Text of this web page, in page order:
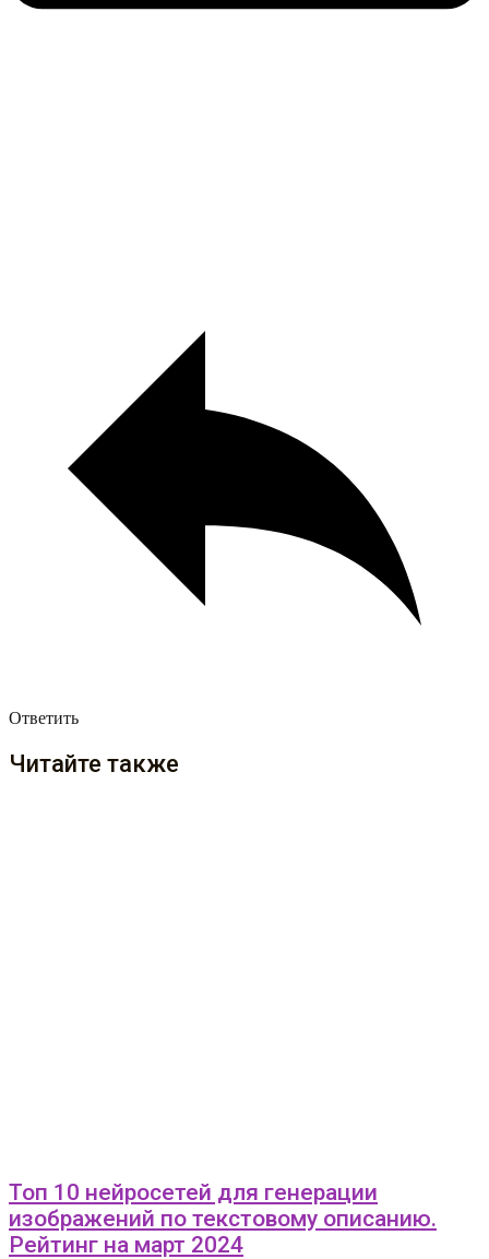
Ответить
Читайте также
Топ 10 нейросетей для генерации
изображений по текстовому описанию.
Рейтинг на март 2024